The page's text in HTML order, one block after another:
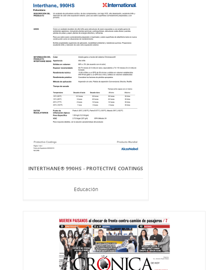
INTERTHANE® 990HS - PROTECTIVE COATINGS
Educación